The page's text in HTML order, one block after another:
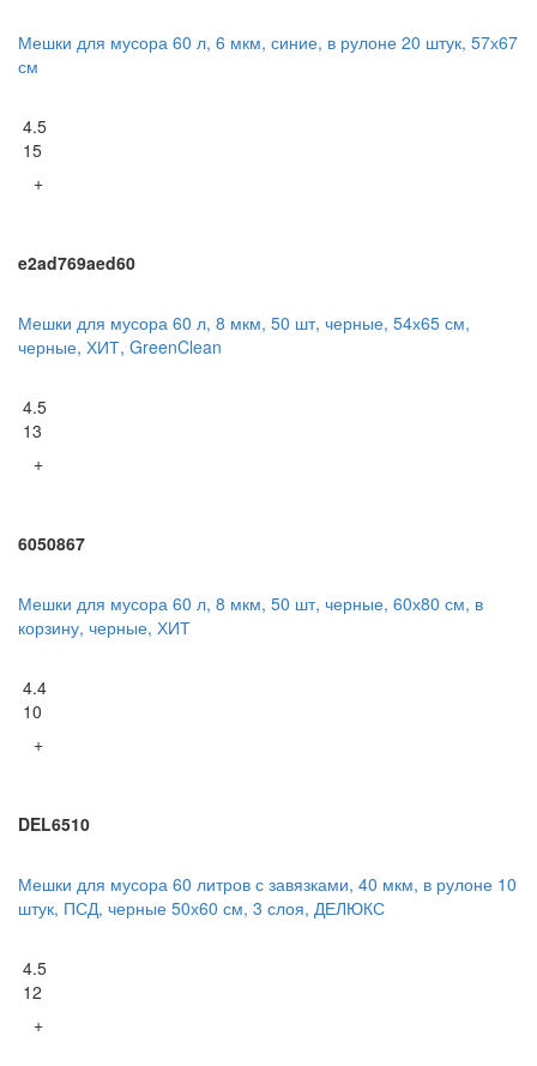
Мешки для мусора 60 л, 6 мкм, синие, в рулоне 20 штук, 57х67
см
4.5
15
+
e2ad769aed60
Мешки для мусора 60 л, 8 мкм, 50 шт, черные, 54х65 см,
черные, ХИТ, GreenClean
4.5
13
+
6050867
Мешки для мусора 60 л, 8 мкм, 50 шт, черные, 60х80 см, в
корзину, черные, ХИТ
4.4
10
+
DEL6510
Мешки для мусора 60 литров с завязками, 40 мкм, в рулоне 10
штук, ПСД, черные 50х60 см, 3 слоя, ДЕЛЮКС
4.5
12
+